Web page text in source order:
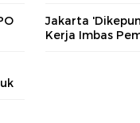
Jakarta
Kerja Imbas